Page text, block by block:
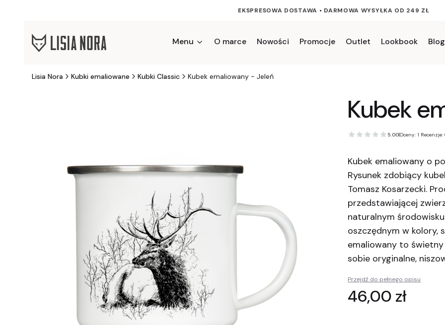
EKSPRESOWA DOSTAWA • DARMOWA WYSYŁKA OD 249 ZŁ
Menu O marce Nowości Promocje Outlet Lookbook Blog
Lisia Nora Kubki emaliowane Kubki Classic Kubek emaliowany - Jeleń
Kubek
5.00(Oceny: 1 Recenzje:
Kubek emaliowany o
Rysunek zdobiący
Tomasz Kosarzecki.
przedstawiającej
naturalnym
oszczędnym w kolory,
emaliowany to
sobie oryginalne,
Przejdź do pełnego opisu
Cena
46,00 zł